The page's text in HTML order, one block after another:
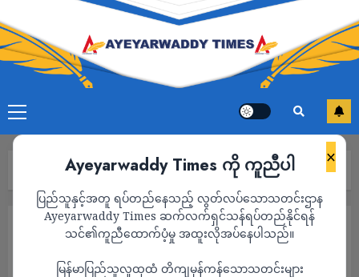
×
Ayeyarwaddy Times ကို ကူညီပါ
ပြည်သူနှင့်အတူ ရပ်တည်နေသည့် လွတ်လပ်သောသတင်းဌာန
Ayeyarwaddy Times ဆက်လက်ရှင်သန်ရပ်တည်နိုင်ရန်
သင်၏ကူညီထောက်ပံ့မှု အထူးလိုအပ်နေပါသည်။
မြန်မာပြည်သူလူထုထံ တိကျမှန်ကန်သောသတင်းများ
“ကဲ လိုက်ဆို”
“ကဲ လိုက်ဆို”